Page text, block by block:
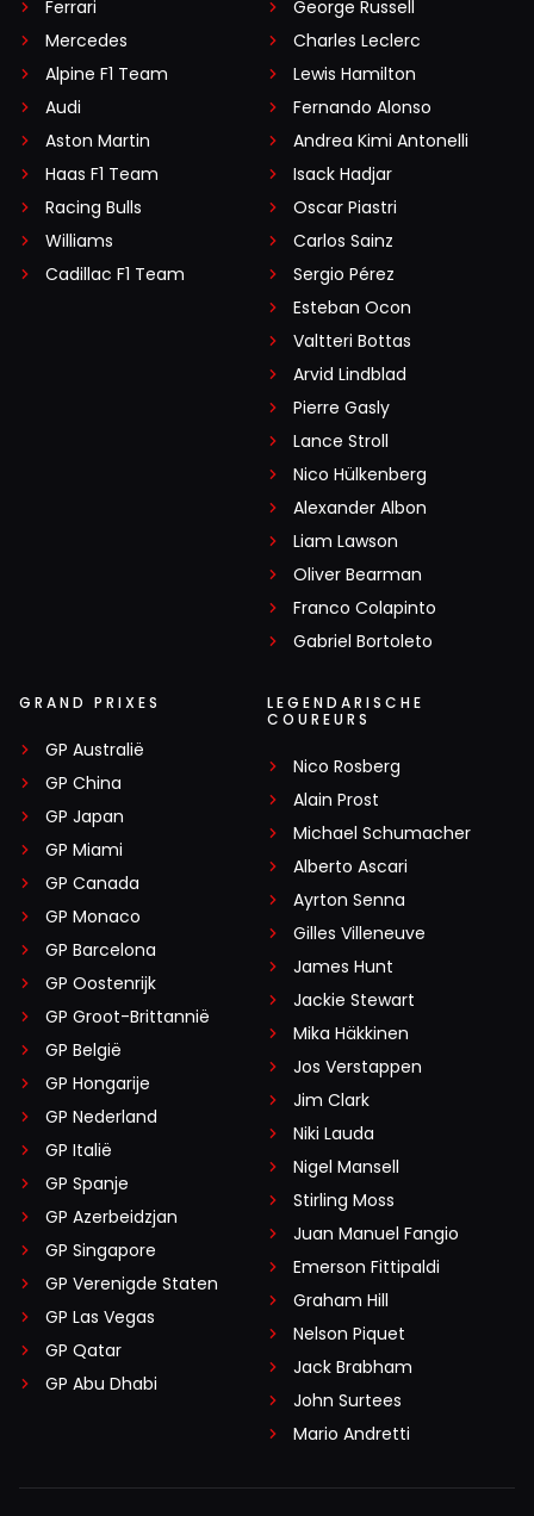
Ferrari
Mercedes
Alpine F1 Team
Audi
Aston Martin
Haas F1 Team
Racing Bulls
Williams
Cadillac F1 Team
George Russell
Charles Leclerc
Lewis Hamilton
Fernando Alonso
Andrea Kimi Antonelli
Isack Hadjar
Oscar Piastri
Carlos Sainz
Sergio Pérez
Esteban Ocon
Valtteri Bottas
Arvid Lindblad
Pierre Gasly
Lance Stroll
Nico Hülkenberg
Alexander Albon
Liam Lawson
Oliver Bearman
Franco Colapinto
Gabriel Bortoleto
GRAND PRIXES
GP Australië
GP China
GP Japan
GP Miami
GP Canada
GP Monaco
GP Barcelona
GP Oostenrijk
GP Groot-Brittannië
GP België
GP Hongarije
GP Nederland
GP Italië
GP Spanje
GP Azerbeidzjan
GP Singapore
GP Verenigde Staten
GP Las Vegas
GP Qatar
GP Abu Dhabi
LEGENDARISCHE
COUREURS
Nico Rosberg
Alain Prost
Michael Schumacher
Alberto Ascari
Ayrton Senna
Gilles Villeneuve
James Hunt
Jackie Stewart
Mika Häkkinen
Jos Verstappen
Jim Clark
Niki Lauda
Nigel Mansell
Stirling Moss
Juan Manuel Fangio
Emerson Fittipaldi
Graham Hill
Nelson Piquet
Jack Brabham
John Surtees
Mario Andretti